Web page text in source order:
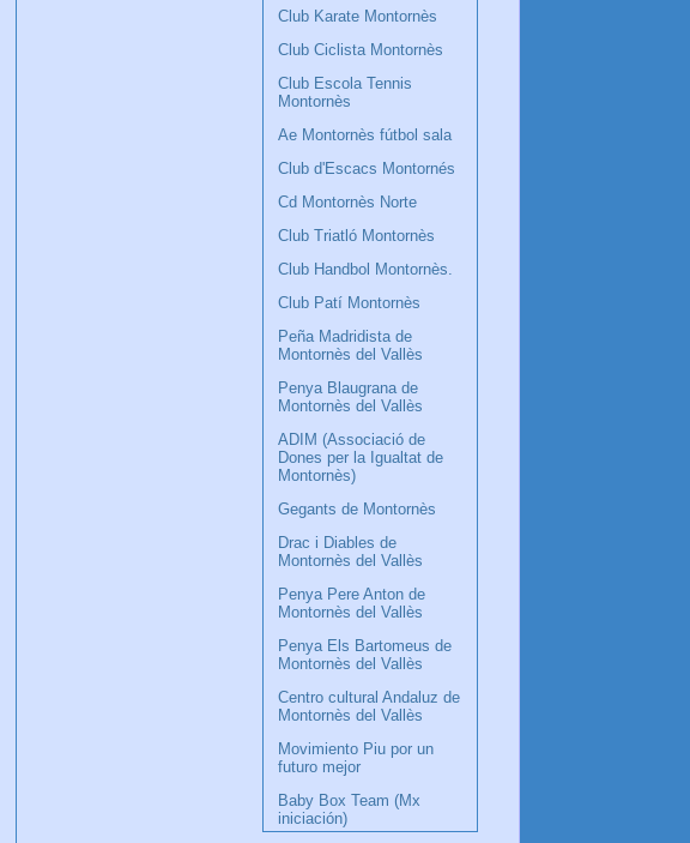
Club Karate Montornès
Club Ciclista Montornès
Club Escola Tennis
Montornès
Ae Montornès fútbol sala
Club d'Escacs Montornés
Cd Montornès Norte
Club Triatló Montornès
Club Handbol Montornès.
Club Patí Montornès
Peña Madridista de
Montornès del Vallès
Penya Blaugrana de
Montornès del Vallès
ADIM (Associació de
Dones per la Igualtat de
Montornès)
Gegants de Montornès
Drac i Diables de
Montornès del Vallès
Penya Pere Anton de
Montornès del Vallès
Penya Els Bartomeus de
Montornès del Vallès
Centro cultural Andaluz de
Montornès del Vallès
Movimiento Piu por un
futuro mejor
Baby Box Team (Mx
iniciación)